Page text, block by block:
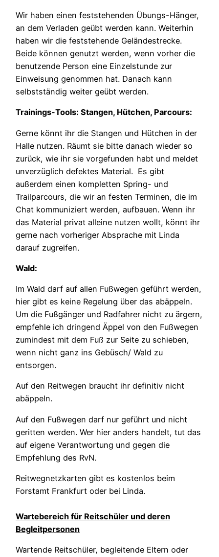
Wir haben einen feststehenden Übungs-Hänger,
an dem Verladen geübt werden kann. Weiterhin
haben wir die feststehende Geländestrecke.
Beide können genutzt werden, wenn vorher die
benutzende Person eine Einzelstunde zur
Einweisung genommen hat. Danach kann
selbstständig weiter geübt werden.
Trainings-Tools: Stangen, Hütchen, Parcours:
Gerne könnt ihr die Stangen und Hütchen in der
Halle nutzen. Räumt sie bitte danach wieder so
zurück, wie ihr sie vorgefunden habt und meldet
unverzüglich defektes Material. Es gibt
außerdem einen kompletten Spring- und
Trailparcours, die wir an festen Terminen, die im
Chat kommuniziert werden, aufbauen. Wenn ihr
das Material privat alleine nutzen wollt, könnt ihr
gerne nach vorheriger Absprache mit Linda
darauf zugreifen.
Wald:
Im Wald darf auf allen Fußwegen geführt werden,
hier gibt es keine Regelung über das abäppeln.
Um die Fußgänger und Radfahrer nicht zu ärgern,
empfehle ich dringend Äppel von den Fußwegen
zumindest mit dem Fuß zur Seite zu schieben,
wenn nicht ganz ins Gebüsch/ Wald zu
entsorgen.
Auf den Reitwegen braucht ihr definitiv nicht
abäppeln.
Auf den Fußwegen darf nur geführt und nicht
geritten werden. Wer hier anders handelt, tut das
auf eigene Verantwortung und gegen die
Empfehlung des RvN.
Reitwegnetzkarten gibt es kostenlos beim
Forstamt Frankfurt oder bei Linda.
Wartebereich für Reitschüler und deren
Begleitpersonen
Wartende Reitschüler, begleitende Eltern oder